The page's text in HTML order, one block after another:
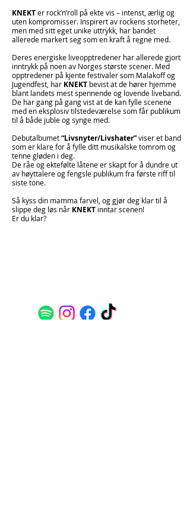
KNEKTer rock’n’roll på ekte vis – intenst, ærlig og
uten kompromisser. Inspirert av rockens storheter,
men med sitt eget unike uttrykk, har bandet
allerede markert seg som en kraft å regne med.
Deres energiske liveopptredener har allerede gjort
inntrykk på noen av Norges største scener. Med
opptredener på kjente festivaler som Malakoff og
Jugendfest, har KNEKT bevist at de hører hjemme
blant landets mest spennende og lovende liveband.
De har gang på gang vist at de kan fylle scenene
med en eksplosiv tilstedeværelse som får publikum
til å både juble og synge med.
Debutalbumet“Livsnyter/Livshater”viser et band
som er klare for å fylle ditt musikalske tomrom og
tenne gløden i deg.
De råe og ektefølte låtene er skapt for å dundre ut
av høyttalere og fengsle publikum fra første riff til
siste tone.
Så kyss din mamma farvel, og gjør deg klar til å
slippe deg løs når KNEKT inntar scenen!
Er du klar?